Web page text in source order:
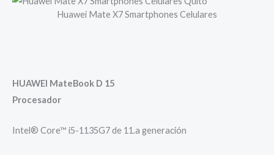
Huawei Mate X7 Smartphones Celulares
HUAWEI MateBook D 15
Procesador
Intel® Core™ i5-1135G7 de 11.a generación